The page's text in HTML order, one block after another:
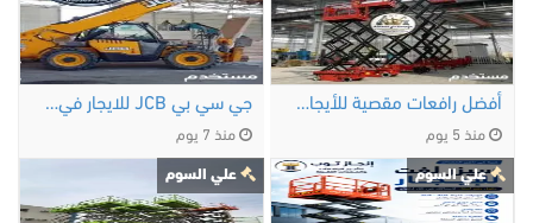
أفضل رافعات مقصية للأيجار جدة 8 متر 10 متر 12 …
منذ 5 يوم
جي سي بي JCB للايجار في الخبر | JCB تلسكوبي 9 متر …
منذ 7 يوم
علي السوم علي السوم